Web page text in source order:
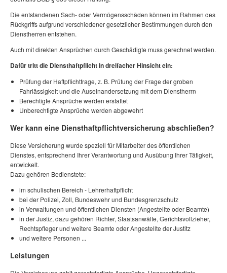
Die entstandenen Sach- oder Vermögensschäden können im Rahmen des
Rückgriffs aufgrund verschiedener gesetzlicher Bestimmungen durch den
Dienstherren entstehen.
Auch mit direkten Ansprüchen durch Geschädigte muss gerechnet werden.
Dafür tritt die Diensthaftpflicht in dreifacher Hinsicht ein:
Prüfung der Haftpflichtfrage, z. B. Prüfung der Frage der groben
Fahrlässigkeit und die Auseinandersetzung mit dem Dienstherrn
Berechtigte Ansprüche werden erstattet
Unberechtigte Ansprüche werden abgewehrt
Wer kann eine Diensthaftpflichtversicherung abschließen?
Diese Versicherung wurde speziell für Mitarbeiter des öffentlichen
Dienstes, entsprechend Ihrer Verantwortung und Ausübung Ihrer Tätigkeit,
entwickelt.
Dazu gehören Bedienstete:
im schulischen Bereich - Lehrerhaftpflicht
bei der Polizei, Zoll, Bundeswehr und Bundesgrenzschutz
in Verwaltungen und öffentlichen Diensten (Angestellte oder Beamte)
in der Justiz, dazu gehören Richter, Staatsanwälte, Gerichtsvollzieher,
Rechtspfleger und weitere Beamte oder Angestellte der Justitz
und weitere Personen ...
Leistungen